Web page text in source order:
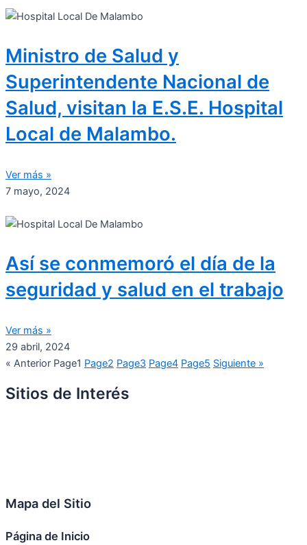
Ministro de Salud y
Superintendente Nacional de
Salud, visitan la E.S.E. Hospital
Local de Malambo.
Ver más »
7 mayo, 2024
Así se conmemoró el día de la
seguridad y salud en el trabajo
Ver más »
29 abril, 2024
« Anterior Page1 Page2 Page3 Page4 Page5 Siguiente »
Sitios de Interés
Mapa del Sitio
Página de Inicio